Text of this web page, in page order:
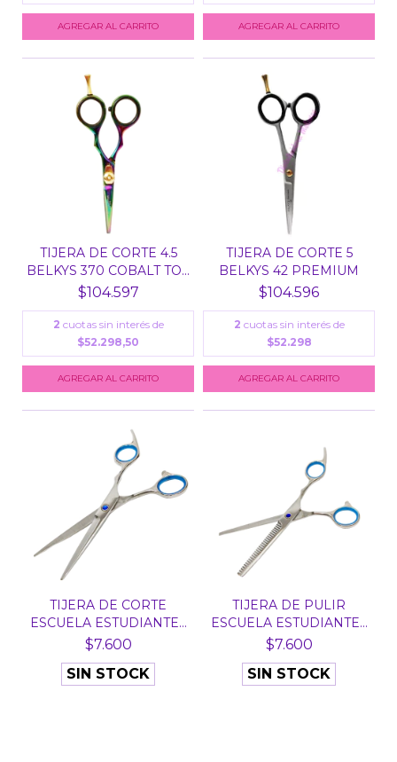
TIJERA DE CORTE 4.5
BELKYS 370 COBALT TO...
$104.597
2 cuotas sin interés de
$52.298,50
TIJERA DE CORTE 5
BELKYS 42 PREMIUM
$104.596
2 cuotas sin interés de
$52.298
TIJERA DE CORTE
ESCUELA ESTUDIANTES
PRIN...
$7.600
SIN STOCK
TIJERA DE PULIR
ESCUELA ESTUDIANTES
PRIN...
$7.600
SIN STOCK